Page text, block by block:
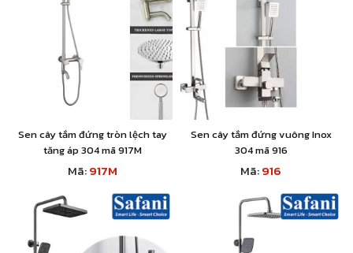
Sen cây tắm đứng tròn lệch tay
tăng áp 304 mã 917M
Mã:917M
Sen cây tắm đứng vuông Inox
304 mã 916
Mã:916